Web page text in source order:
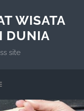
WISATA
DUNIA
site